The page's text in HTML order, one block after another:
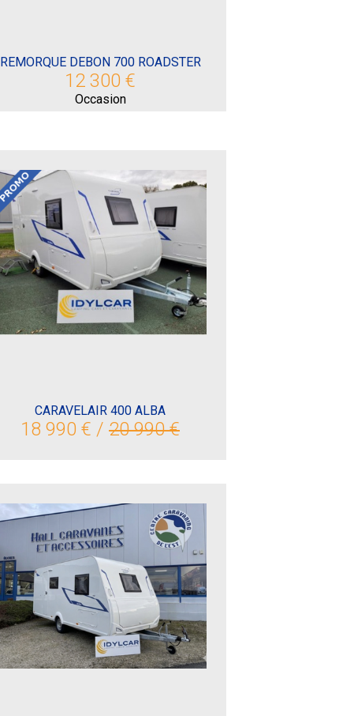
REMORQUE DEBON 700 ROADSTER
12 300 €
Occasion
CARAVELAIR 400 ALBA
18 990 € / 20 990 €